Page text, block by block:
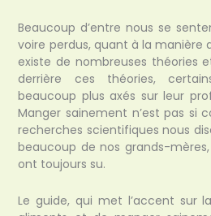
Beaucoup d’entre nous se
voire perdus, quant à la manière
existe de nombreuses théories
derrière ces théories,
beaucoup plus axés sur leur
Manger sainement n’est pas si
recherches scientifiques nous
beaucoup de nos grands-
ont toujours su.
Le guide, qui met l’accent sur